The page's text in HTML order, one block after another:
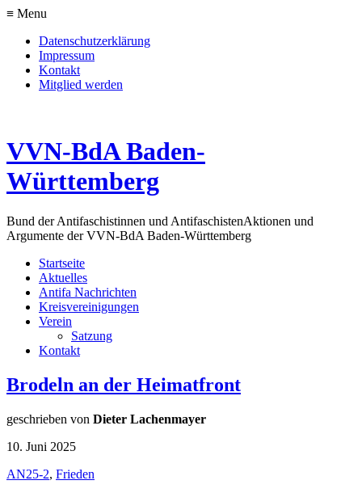
≡ Menu
Datenschutzerklärung
Impressum
Kontakt
Mitglied werden
VVN-BdA Baden-
Württemberg
Bund der Antifaschistinnen und AntifaschistenAktionen und
Argumente der VVN-BdA Baden-Württemberg
Startseite
Aktuelles
Antifa Nachrichten
Kreisvereinigungen
Verein
Satzung
Kontakt
Brodeln an der Heimatfront
geschrieben von Dieter Lachenmayer
10. Juni 2025
AN25-2, Frieden